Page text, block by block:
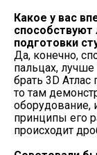
Какое у вас
подготовки
Да, конечно,
пальцах,
брать 3D Атлас
то там
оборудование,
принципы его
происходит